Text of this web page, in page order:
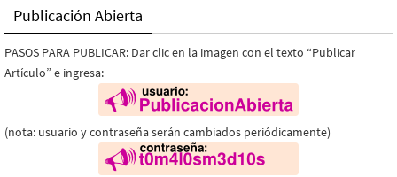
Publicación Abierta
PASOS PARA PUBLICAR: Dar clic en la imagen con el texto “Publicar
Artículo” e ingresa:
(nota: usuario y contraseña serán cambiados periódicamente)